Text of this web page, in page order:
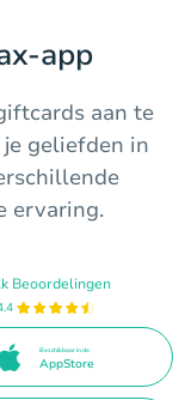
app
aan te
geliefden in
ervaring.
Beoordelingen
Beschikbaar in de
AppStore